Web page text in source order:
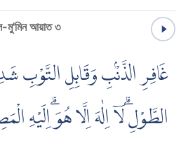
আয়াত ৩
غَافِرِ الذَّنْۢبِ وَقَابِلِ التَّوْبِ
الطَّوْلِۗ لَآ اِلٰهَ اِلَّا هُوَ ۗاِلَيْهِ